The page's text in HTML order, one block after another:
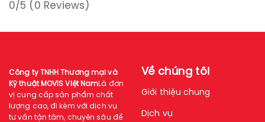
0/5 (0 Reviews)
Công ty TNHH Thương mại và
Kỹ thuật MOVIS Việt Nam Là đơn
vị cung cấp sản phẩm chất
lượng cao, đi kèm với dịch vụ
tư vấn tận tâm, chuyên sâu để
Về chúng tôi
Giới thiệu chung
Dịch vụ